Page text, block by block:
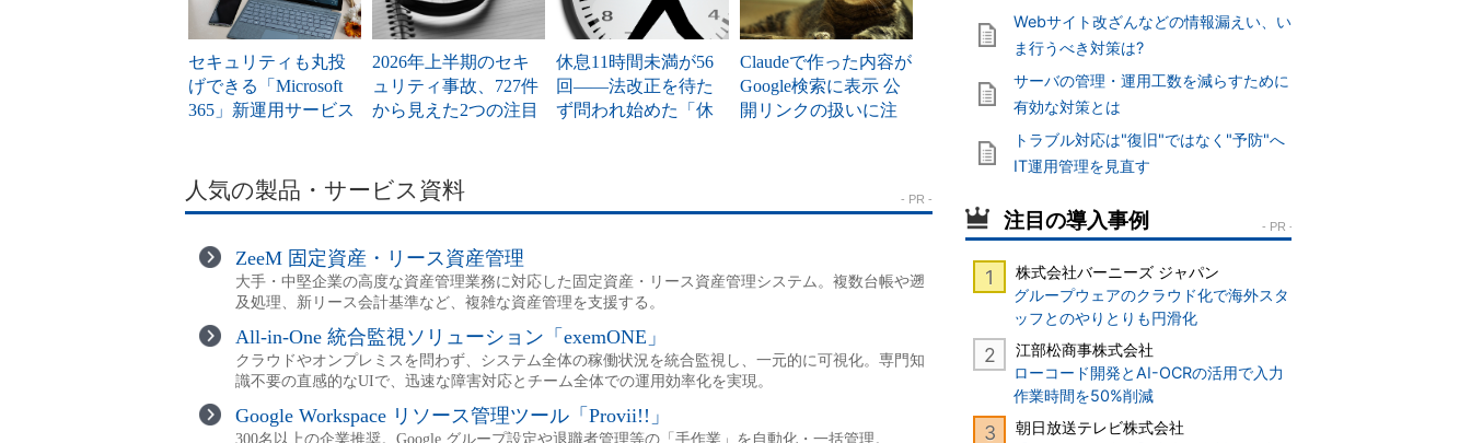
Webサイト改ざんなどの情報漏えい、い
ま行うべき対策は?
サーバの管理・運用工数を減らすために
有効な対策とは
トラブル対応は"復旧"ではなく"予防"へ
IT運用管理を見直す